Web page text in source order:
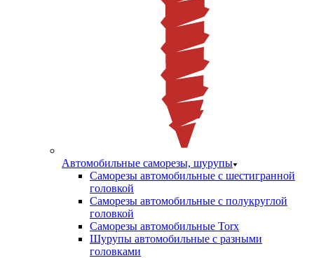
Автомобильные саморезы, шурупы
Саморезы автомобильные с шестигранной
головкой
Саморезы автомобильные с полукруглой
головкой
Саморезы автомобильные Torx
Шурупы автомобильные с разными
головками